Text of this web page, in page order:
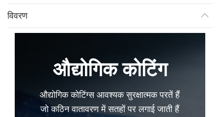
विवरण
औद्योगिक कोटिंग
औद्योगिक कोटिंग्स आवश्यक सुरक्षात्मक परतें हैं
जो कठिन वातावरण में सतहों पर लगाई जाती हैं